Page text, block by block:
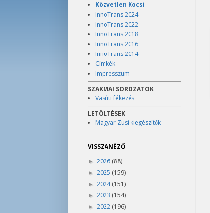
Közvetlen Kocsi
InnoTrans 2024
InnoTrans 2022
InnoTrans 2018
InnoTrans 2016
InnoTrans 2014
Címkék
Impresszum
SZAKMAI SOROZATOK
Vasúti fékezés
LETÖLTÉSEK
Magyar Zusi kiegészítők
VISSZANÉZŐ
► 2026 (88)
► 2025 (159)
► 2024(151)
► 2023 (154)
► 2022 (196)